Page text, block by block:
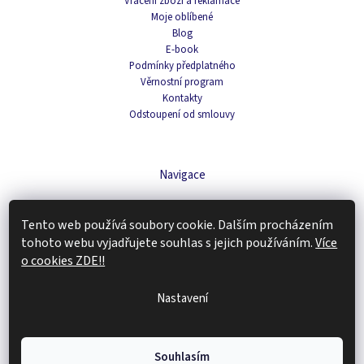
Tento web používá soubory cookie. Dalším procházením
tohoto webu vyjadřujete souhlas s jejich používáním.Více
o cookies ZDE!!
Nastavení
Souhlasím
Moje oblíbené
Blog
E-book
Podmínky předplatného
Věrnostní program
Kontakty
Odstoupení od smlouvy
Navigace
Domácnost
Káva
Zachraň produkt
. Všechna práva vyhrazena.